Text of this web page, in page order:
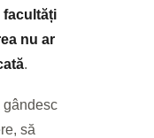
facultăți
nu ar
.
gândesc
să